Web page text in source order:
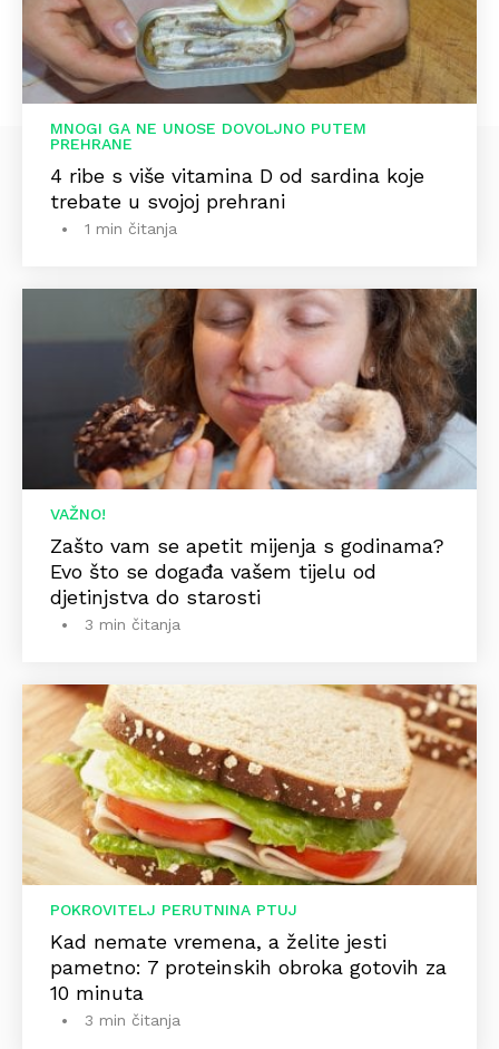
MNOGI GA NE UNOSE DOVOLJNO PUTEM
PREHRANE
4 ribe s više vitamina D od sardina koje
trebate u svojoj prehrani
1 min čitanja
VAŽNO!
Zašto vam se apetit mijenja s godinama?
Evo što se događa vašem tijelu od
djetinjstva do starosti
3 min čitanja
POKROVITELJ PERUTNINA PTUJ
Kad nemate vremena, a želite jesti
pametno: 7 proteinskih obroka gotovih za
10 minuta
3 min čitanja